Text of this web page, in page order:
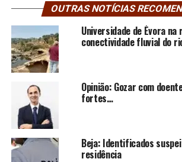
OUTRAS NOTÍCIAS
Universidade de Évora
conectividade fluvial do
Opinião: Gozar com
fortes…
Beja: Identificados
residência